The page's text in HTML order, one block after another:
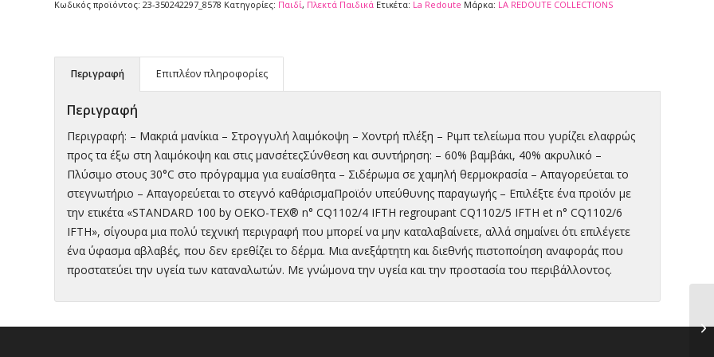
Κωδικός προϊόντος:23-350242297_8578 Κατηγορίες: Παιδί, Πλεκτά Παιδικά Ετικέτα: La Redoute Μάρκα: LA REDOUTE COLLECTIONS
Περιγραφή Επιπλέον πληροφορίες
Περιγραφή
Περιγραφή: – Μακριά μανίκια – Στρογγυλή λαιμόκοψη – Χοντρή πλέξη – Ριμπ τελείωμα που γυρίζει ελαφρώς
προς τα έξω στη λαιμόκοψη και στις μανσέτεςΣύνθεση και συντήρηση: – 60% βαμβάκι, 40% ακρυλικό –
Πλύσιμο στους 30°C στο πρόγραμμα για ευαίσθητα – Σιδέρωμα σε χαμηλή θερμοκρασία – Απαγορεύεται το
στεγνωτήριο – Απαγορεύεται το στεγνό καθάρισμαΠροϊόν υπεύθυνης παραγωγής – Επιλέξτε ένα προϊόν με
την ετικέτα «STANDARD 100 by OEKO-TEX® n° CQ1102/4 IFTH regroupant CQ1102/5 IFTH et n° CQ1102/6
IFTH», σίγουρα μια πολύ τεχνική περιγραφή που μπορεί να μην καταλαβαίνετε, αλλά σημαίνει ότι επιλέγετε
ένα ύφασμα αβλαβές, που δεν ερεθίζει το δέρμα. Μια ανεξάρτητη και διεθνής πιστοποίηση αναφοράς που
προστατεύει την υγεία των καταναλωτών. Με γνώμονα την υγεία και την προστασία του περιβάλλοντος.